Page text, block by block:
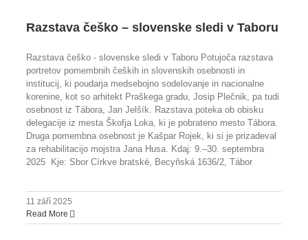
Razstava češko – slovenske sledi v Taboru
Razstava češko - slovenske sledi v Taboru Potujoča razstava
portretov pomembnih čeških in slovenskih osebnosti in
institucij, ki poudarja medsebojno sodelovanje in nacionalne
korenine, kot so arhitekt Praškega gradu, Josip Plečnik, pa tudi
osebnost iz Tábora, Jan Jelšík. Razstava poteka ob obisku
delegacije iz mesta Škofja Loka, ki je pobrateno mesto Tábora.
Druga pomembna osebnost je Kašpar Rojek, ki si je prizadeval
za rehabilitacijo mojstra Jana Husa. Kdaj: 9.–30. septembra
2025 Kje: Sbor Církve bratské, Becyňská 1636/2, Tábor
11 září 2025
Read More